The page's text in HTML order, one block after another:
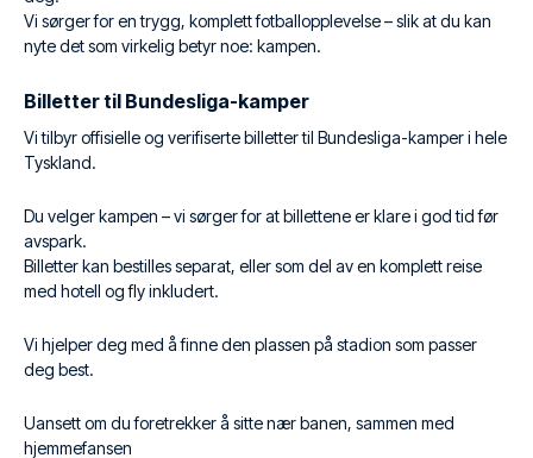
Vi sørger for en trygg, komplett fotballopplevelse – slik at du kan
nyte det som virkelig betyr noe: kampen.
Billetter til Bundesliga-kamper
Vi tilbyr offisielle og verifiserte billetter til Bundesliga-kamper i hele
Tyskland.
Du velger kampen – vi sørger for at billettene er klare i god tid før
avspark.
Billetter kan bestilles separat, eller som del av en komplett reise
med hotell og fly inkludert.
Vi hjelper deg med å finne den plassen på stadion som passer
deg best.
Uansett om du foretrekker å sitte nær banen, sammen med
hjemmefansen